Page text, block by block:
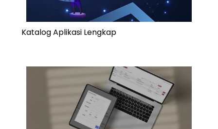
Katalog Aplikasi Lengkap